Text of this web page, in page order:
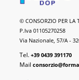
Formaggio
Piave
DOP
© CONSORZIO PER LA
P.Iva 01105270258
Via Nazionale, 57/A -
Tel. +39 0439 391170
Mail